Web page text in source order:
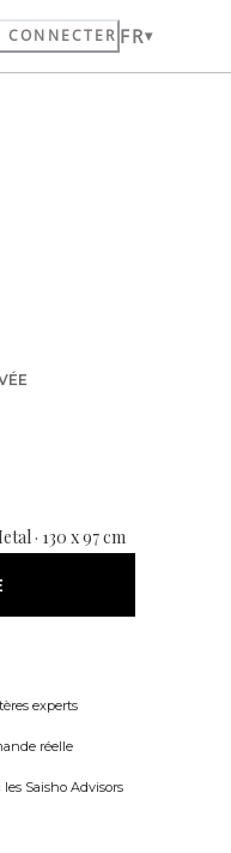
CONNECTER FR
· 130 x 97 cm
experts
réelle
Saisho Advisors